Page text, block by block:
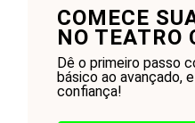
COMECE
NO TEATRO
Dê o primeiro passo
básico ao avançado,
confiança!